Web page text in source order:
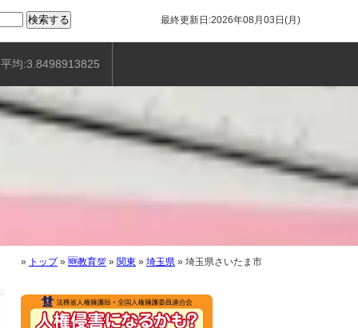
最終更新日:2026年08月03日(月)
平均:3.8498913825
» トップ» 🆕教育💯 » 関東 » 埼玉県 » 埼玉県さいたま市